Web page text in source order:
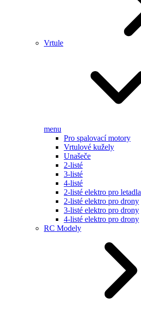
Vrtule
menu
Pro spalovací motory
Vrtulové kužely
Unašeče
2-listé
3-listé
4-listé
2-listé elektro pro letadla
2-listé elektro pro drony
3-listé elektro pro drony
4-listé elektro pro drony
RC Modely